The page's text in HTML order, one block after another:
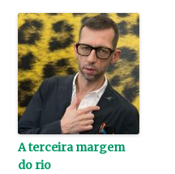
A terceira margem
do rio